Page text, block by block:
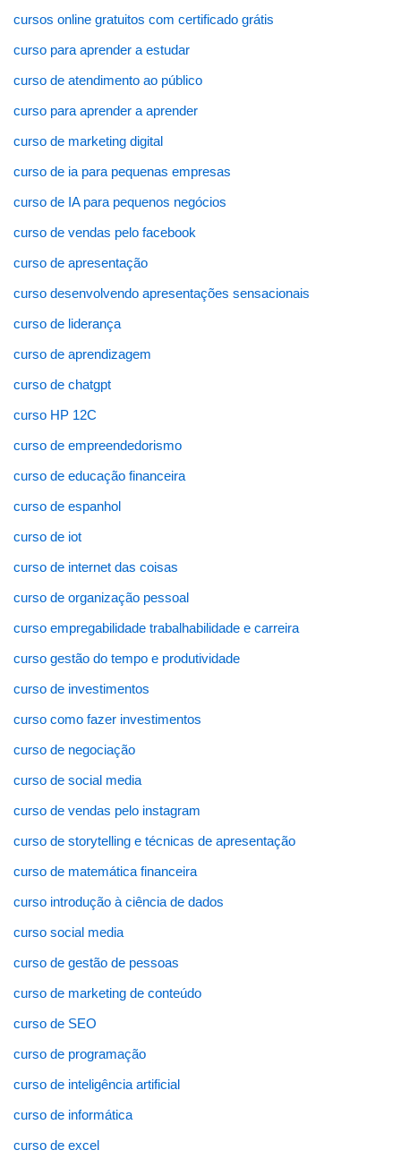
cursos online gratuitos com certificado grátis
curso para aprender a estudar
curso de atendimento ao público
curso para aprender a aprender
curso de marketing digital
curso de ia para pequenas empresas
curso de IA para pequenos negócios
curso de vendas pelo facebook
curso de apresentação
curso desenvolvendo apresentações sensacionais
curso de liderança
curso de aprendizagem
curso de chatgpt
curso HP 12C
curso de empreendedorismo
curso de educação financeira
curso de espanhol
curso de iot
curso de internet das coisas
curso de organização pessoal
curso empregabilidade trabalhabilidade e carreira
curso gestão do tempo e produtividade
curso de investimentos
curso como fazer investimentos
curso de negociação
curso de social media
curso de vendas pelo instagram
curso de storytelling e técnicas de apresentação
curso de matemática financeira
curso introdução à ciência de dados
curso social media
curso de gestão de pessoas
curso de marketing de conteúdo
curso de SEO
curso de programação
curso de inteligência artificial
curso de informática
curso de excel